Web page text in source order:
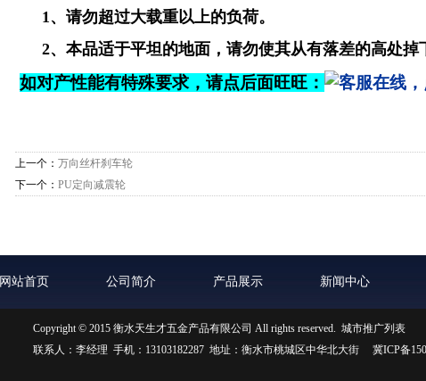
1、请勿超过大载重以上的负荷。
2、本品适于平坦的地面，请勿使其从有落差的高处掉
如对产性能有特殊要求，请点后面旺旺：
上一个： 万向丝杆刹车轮
下一个： PU定向减震轮
网站首页 公司简介 产品展示 新闻中心
Copyright © 2015 衡水天生才五金产品有限公司 All rights reserved. 城市推广列表
联系人：李经理 手机：13103182287 地址：衡水市桃城区中华北大街 冀ICP备